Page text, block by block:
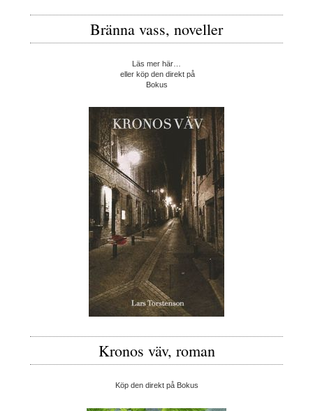
Bränna vass, noveller
Läs mer här…
eller köp den direkt på
Bokus
Kronos väv, roman
Köp den direkt på Bokus